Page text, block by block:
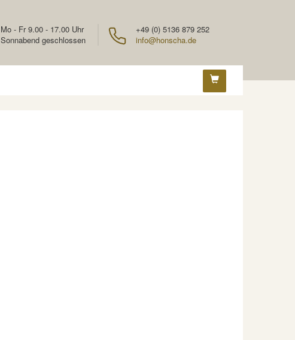
+49 (0) 5136 879 252
info@honscha.de
Mo - Fr 9.00 - 17.00 Uhr
Sonnabend geschlossen